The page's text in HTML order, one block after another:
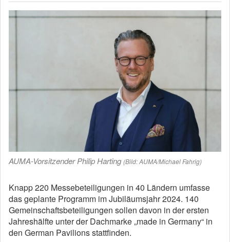
AUMA-Vorsitzender Philip Harting (Bild: AUMA/Michael Fahrig)
Knapp 220 Messebeteiligungen in 40 Ländern umfasse
das geplante Programm im Jubiläumsjahr 2024. 140
Gemeinschaftsbeteiligungen sollen davon in der ersten
Jahreshälfte unter der Dachmarke „made in Germany“ in
den German Pavilions stattfinden.